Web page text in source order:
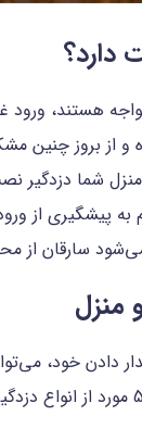
دارد؟
هستند،
و از بروز
شما دزدگیر
پیشگیری از
سارقان از
منزل
خود،